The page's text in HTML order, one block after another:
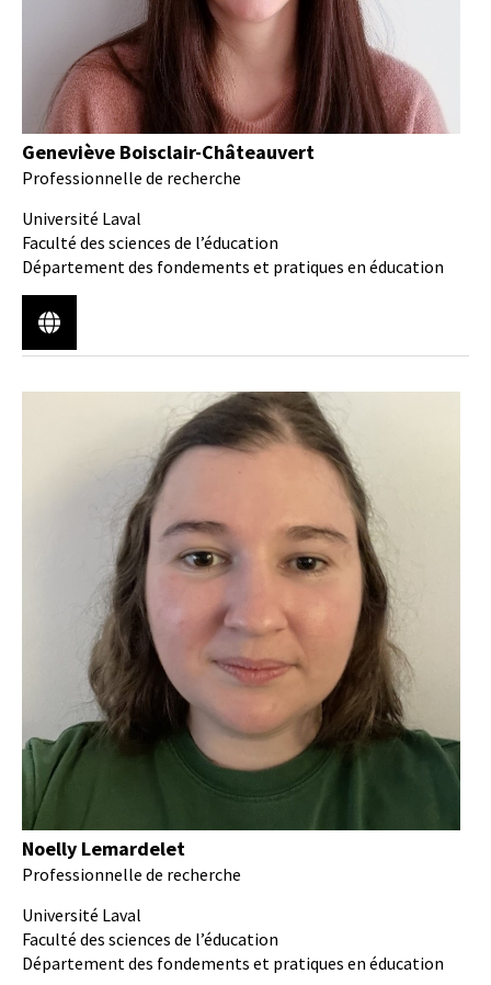
Geneviève Boisclair-Châteauvert
Professionnelle de recherche
Université Laval
Faculté des sciences de l’éducation
Département des fondements et pratiques en éducation
Noelly Lemardelet
Professionnelle de recherche
Université Laval
Faculté des sciences de l’éducation
Département des fondements et pratiques en éducation